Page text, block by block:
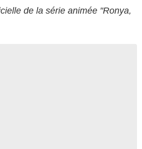
de la série animée "Ronya,